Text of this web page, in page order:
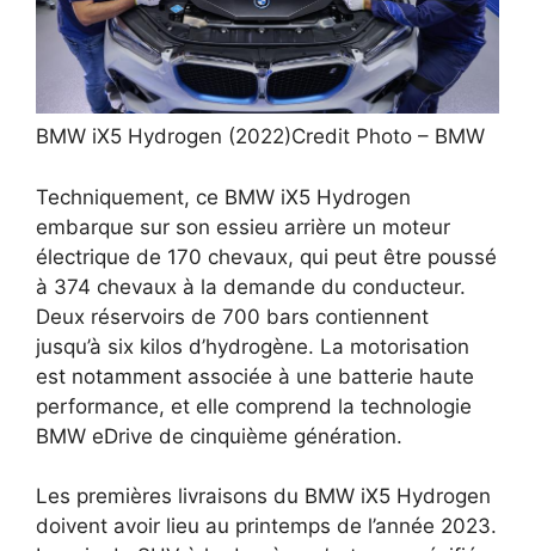
BMW iX5 Hydrogen (2022)Credit Photo – BMW
Techniquement, ce BMW iX5 Hydrogen
embarque sur son essieu arrière un moteur
électrique de 170 chevaux, qui peut être poussé
à 374 chevaux à la demande du conducteur.
Deux réservoirs de 700 bars contiennent
jusqu’à six kilos d’hydrogène. La motorisation
est notamment associée à une batterie haute
performance, et elle comprend la technologie
BMW eDrive de cinquième génération.
Les premières livraisons du BMW iX5 Hydrogen
doivent avoir lieu au printemps de l’année 2023.